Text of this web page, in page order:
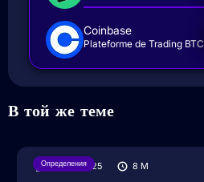
Coinbase
Plateforme de Trading BTC
В той же теме
Определения
04/04/2025 8 M